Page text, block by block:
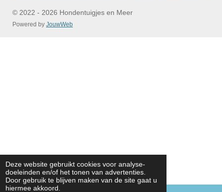
Deze website gebruikt cookies voor analyse-
doeleinden en/of het tonen van advertenties.
Door gebruik te blijven maken van de site gaat u
hiermee akkoord.
© 2022 - 2026 Hondentuigjes en Meer
Powered by JouwWeb